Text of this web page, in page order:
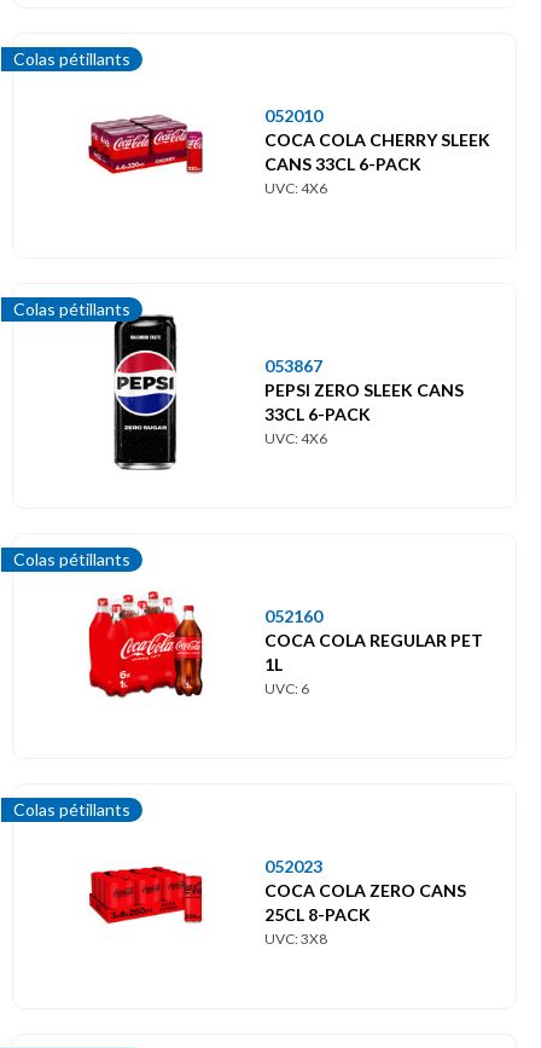
Colas pétillants
052010
COCA COLA CHERRY SLEEK
CANS 33CL 6-PACK
UVC: 4X6
Colas pétillants
053867
PEPSI ZERO SLEEK CANS
33CL 6-PACK
UVC: 4X6
Colas pétillants
052160
COCA COLA REGULAR PET
1L
UVC: 6
Colas pétillants
052023
COCA COLA ZERO CANS
25CL 8-PACK
UVC: 3X8